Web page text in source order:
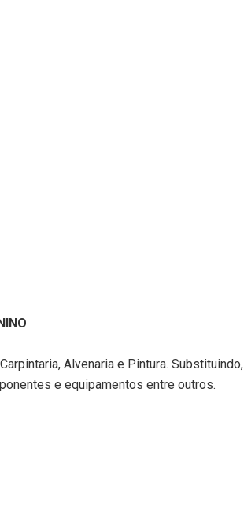
Alvenaria e Pintura. Substituindo,
e equipamentos entre outros.